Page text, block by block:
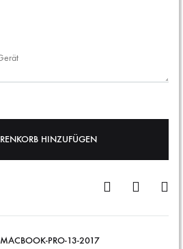
HINZUFÜGEN
PRO-13-2017